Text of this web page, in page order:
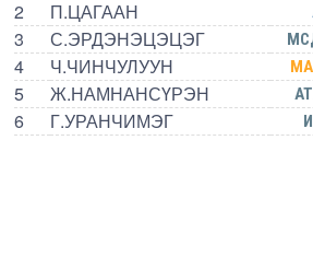
2 П.ЦАГААН
3 С.ЭРДЭНЭЦЭЦЭГ
4 Ч.ЧИНЧУЛУУН
5 Ж.НАМНАНСҮРЭН
6 Г.УРАНЧИМЭГ